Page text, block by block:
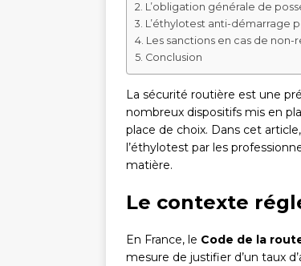
L’obligation générale de
L’éthylotest anti-démarrage
Les sanctions en cas de
Conclusion
La sécurité routière est une
nombreux dispositifs mis en
place de choix. Dans cet
l’éthylotest par les
matière.
Le contexte
En France, le Code de la
mesure de justifier d’un taux